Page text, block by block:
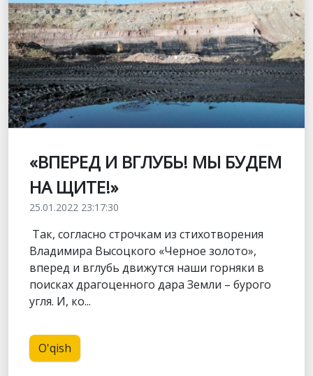
«ВПЕРЕД И ВГЛУБЬ! МЫ БУДЕМ
НА ЩИТЕ!»
25.01.2022 23:17:30
Так, согласно строчкам из стихотворения
Владимира Высоцкого «Черное золото»,
вперед и вглубь движутся наши горняки в
поисках драгоценного дара Земли – бурого
угля. И, ко...
O'qish